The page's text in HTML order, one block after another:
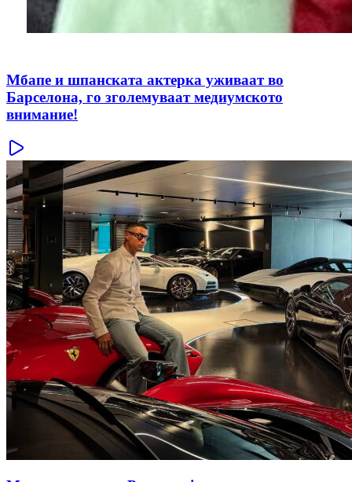
Мбапе и шпанската актерка уживаат во
Барселона, го зголемуваат медиумското
внимание!